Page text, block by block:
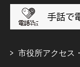
市役所アクセス